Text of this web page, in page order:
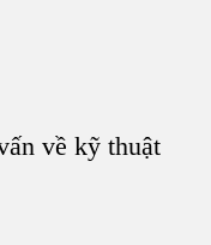
về kỹ thuật